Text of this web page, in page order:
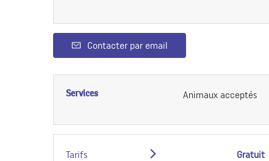
Contacter par email
Services Animaux acceptés
Tarifs Gratuit